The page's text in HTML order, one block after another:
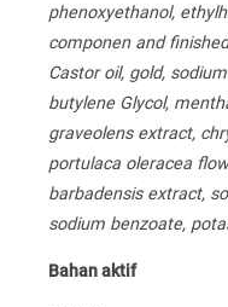
phenoxyethanol,
componen and
Castor oil, gold,
butylene Glycol,
graveolens extract,
portulaca oleracea
barbadensis extract,
sodium benzoate,
Bahan aktif